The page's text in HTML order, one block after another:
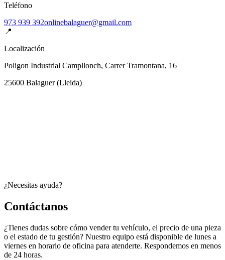
Teléfono
973 939 392onlinebalaguer@gmail.com
📍
Localización
Poligon Industrial Campllonch, Carrer Tramontana, 16
25600 Balaguer(Lleida)
¿Necesitas ayuda?
Contáctanos
¿Tienes dudas sobre cómo vender tu vehículo, el precio de una pieza
o el estado de tu gestión? Nuestro equipo está disponible de lunes a
viernes en horario de oficina para atenderte. Respondemos en menos
de 24 horas.